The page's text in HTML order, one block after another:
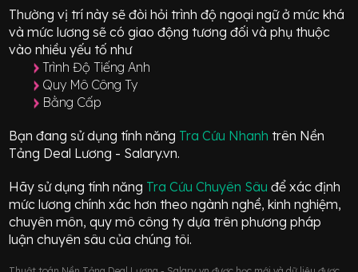
Thường vị trí này sẽ đòi hỏi trình độ ngoại ngữ ở mứckhá
và mức lương sẽ có giao động tương đối và phụ thuộc
vào nhiều yếu tố như
Trình Độ Tiếng Anh
Quy Mô Công Ty
Bằng Cấp
Bạn đang sử dụng tính năng Tra Cứu Nhanh trên Nền
Tảng Deal Lương - Salary.vn.
Hãy sử dụng tính năng Tra Cứu Chuyên Sâuđể xác định
mức lương chính xác hơn theo ngành nghề, kinh nghiệm,
chuyên môn, quy mô công ty dựa trên phương pháp
luận chuyên sâu của chúng tôi.